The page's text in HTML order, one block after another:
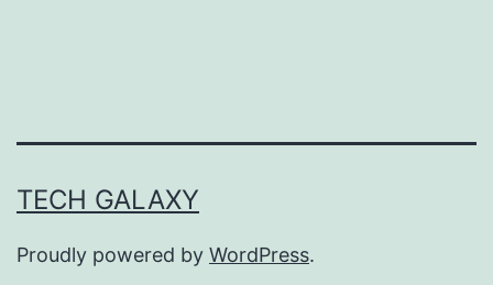
TECH GALAXY
Proudly powered by WordPress.